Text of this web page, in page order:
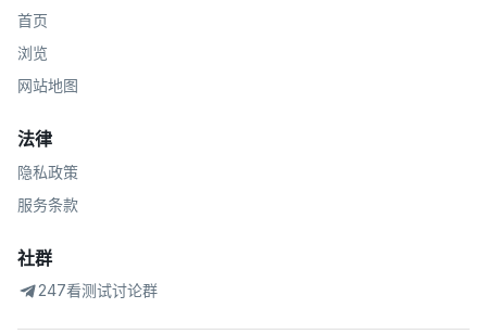
首页
浏览
网站地图
法律
隐私政策
服务条款
社群
247看测试讨论群